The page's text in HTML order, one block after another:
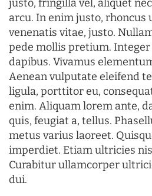
justo, fringilla vel, aliquet
arcu. In enim justo, rhoncus
venenatis vitae, justo.
pede mollis pretium.
dapibus. Vivamus
Aenean vulputate eleifend
ligula, porttitor eu,
enim. Aliquam lorem ante,
quis, feugiat a, tellus.
metus varius laoreet.
imperdiet. Etiam ultricies
Curabitur ullamcorper
dui.